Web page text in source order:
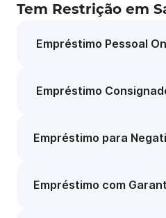
Tem Restrição em
Empréstimo Pessoal
Empréstimo
Empréstimo para
Empréstimo com